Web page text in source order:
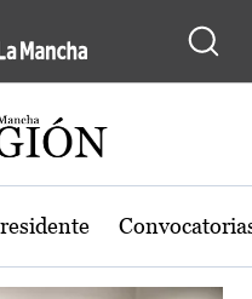
de Castilla-